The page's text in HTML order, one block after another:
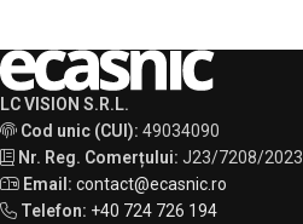
LC VISION S.R.L.
Cod unic (CUI): 49034090
Nr. Reg. Comerțului: J23/7208/2023
Email: contact@ecasnic.ro
Telefon: +40 724 726 194